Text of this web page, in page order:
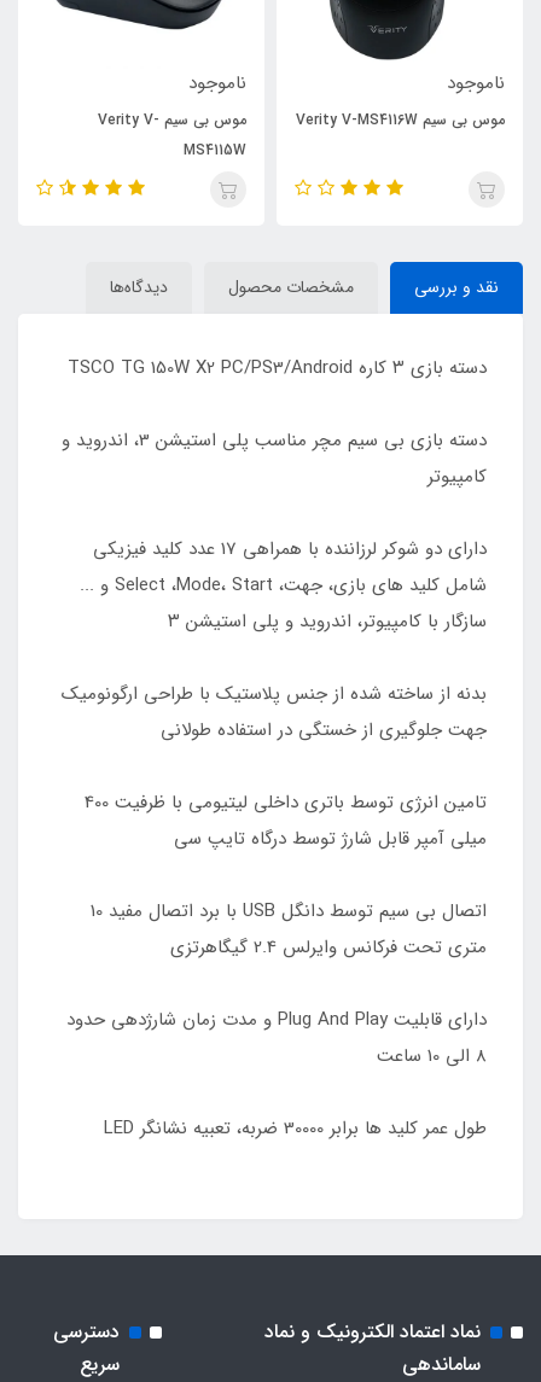
ناموجود
موس بی سیم Verity V-MS4116W
ناموجود
موس بی سیم Verity V-
MS4115W
نقد و بررسی مشخصات محصول دیدگاه‌ها
دسته بازی ۳ کاره TSCO TG 150W X2 PC/PS3/Android
دسته بازی بی سیم مچر مناسب پلی استیشن 3، اندروید و
کامپیوتر
دارای دو شوکر لرزاننده با همراهی 17 عدد کلید فیزیکی
شامل کلید های بازی، جهت، Select ،Mode، Start و ...
سازگار با کامپیوتر، اندروید و پلی استیشن ۳
بدنه از ساخته شده از جنس پلاستیک با طراحی ارگونومیک
جهت جلوگیری از خستگی در استفاده طولانی
تامین انرژی توسط باتری داخلی لیتیومی با ظرفیت 400
میلی آمپر قابل شارژ توسط درگاه تایپ سی
اتصال بی سیم توسط دانگل USB با برد اتصال مفید 10
متری تحت فرکانس وایرلس 2.4 گیگاهرتزی
دارای قابلیت Plug And Play و مدت زمان شارژدهی حدود
8 الی 10 ساعت
طول عمر کلید ها برابر 30000 ضربه، تعبیه نشانگر LED
نماد اعتماد الکترونیک و نماد
ساماندهی
دسترسی
سریع